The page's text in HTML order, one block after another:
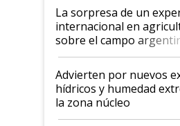
La sorpresa de un
internacional en
sobre el campo
"Estoy muy
Advierten por nuevos
hídricos y humedad
la zona núcleo